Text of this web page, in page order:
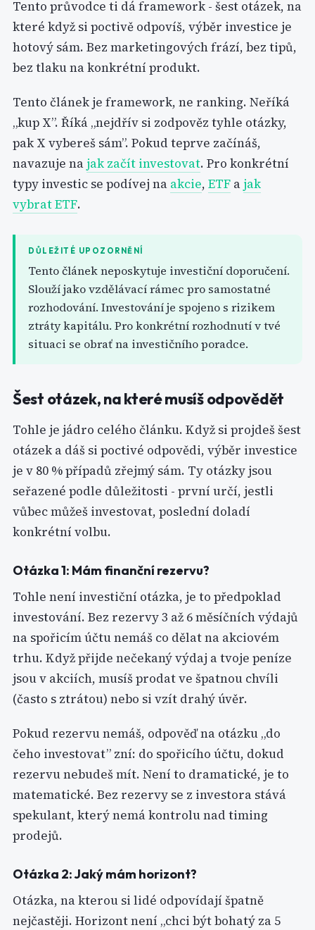
Tento průvodce ti dá framework - šest otázek, na
které když si poctivě odpovíš, výběr investice je
hotový sám. Bez marketingových frází, bez tipů,
bez tlaku na konkrétní produkt.
Tento článek je framework, ne ranking. Neříká
„kup X”. Říká „nejdřív si zodpověz tyhle otázky,
pak X vybereš sám”. Pokud teprve začínáš,
navazuje na jak začít investovat. Pro konkrétní
typy investic se podívej na akcie, ETF a jak
vybrat ETF.
DŮLEŽITÉ UPOZORNĚNÍ
Tento článek neposkytuje investiční doporučení.
Slouží jako vzdělávací rámec pro samostatné
rozhodování. Investování je spojeno s rizikem
ztráty kapitálu. Pro konkrétní rozhodnutí v tvé
situaci se obrať na investičního poradce.
Šest otázek, na které musíš odpovědět
Tohle je jádro celého článku. Když si projdeš šest
otázek a dáš si poctivé odpovědi, výběr investice
je v 80 % případů zřejmý sám. Ty otázky jsou
seřazené podle důležitosti - první určí, jestli
vůbec můžeš investovat, poslední doladí
konkrétní volbu.
Otázka 1: Mám finanční rezervu?
Tohle není investiční otázka, je to předpoklad
investování. Bez rezervy 3 až 6 měsíčních výdajů
na spořicím účtu nemáš co dělat na akciovém
trhu. Když přijde nečekaný výdaj a tvoje peníze
jsou v akciích, musíš prodat ve špatnou chvíli
(často s ztrátou) nebo si vzít drahý úvěr.
Pokud rezervu nemáš, odpověď na otázku „do
čeho investovat” zní: do spořicího účtu, dokud
rezervu nebudeš mít. Není to dramatické, je to
matematické. Bez rezervy se z investora stává
spekulant, který nemá kontrolu nad timing
prodejů.
Otázka 2: Jaký mám horizont?
Otázka, na kterou si lidé odpovídají špatně
nejčastěji. Horizont není „chci být bohatý za 5